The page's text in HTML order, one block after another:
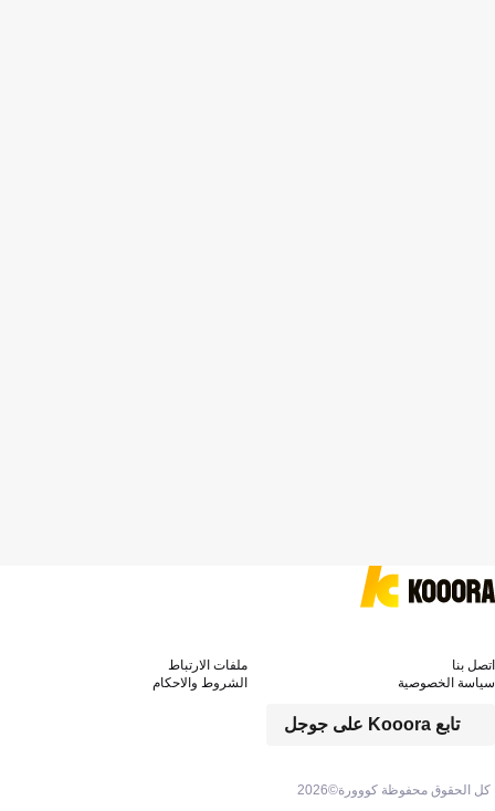
كل الحقوق محفوظة كووورة©2026
تابع Kooora على جوجل
اتصل بنا
ملفات الارتباط
سياسة الخصوصية
الشروط والاحكام